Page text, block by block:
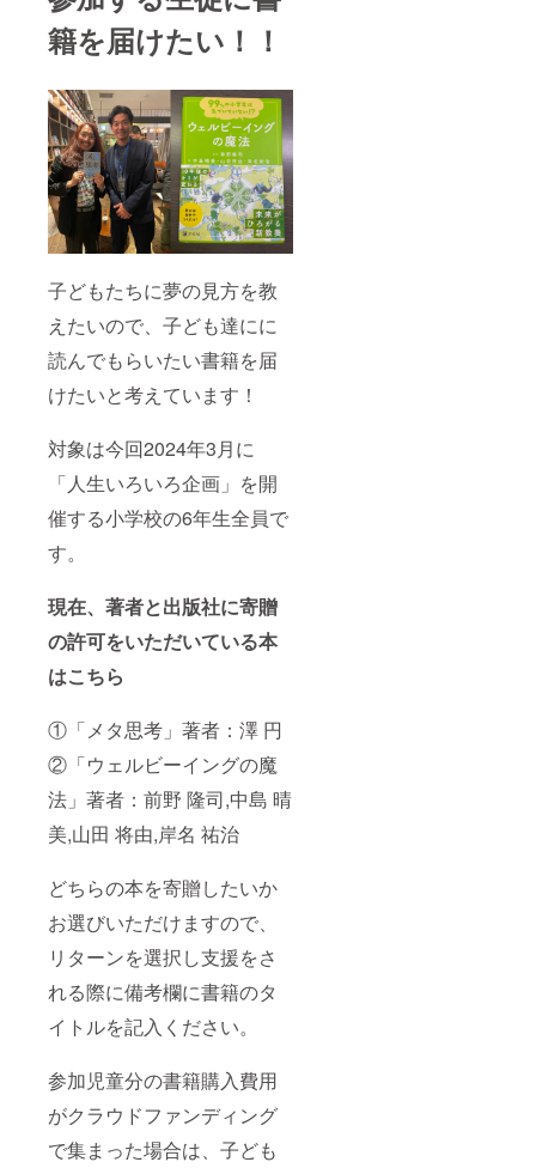
籍を届けたい！！
子どもたちに夢の見方を教
えたいので、子ども達にに
読んでもらいたい書籍を届
けたいと考えています！
対象は今回2024年3月に
「人生いろいろ企画」を開
催する小学校の6年生全員で
す。
現在、著者と出版社に寄贈
の許可をいただいている本
はこちら
①「メタ思考」著者：澤 円
②「ウェルビーイングの魔
法」著者：前野 隆司,中島 晴
美,山田 将由,岸名 祐治
どちらの本を寄贈したいか
お選びいただけますので、
リターンを選択し支援をさ
れる際に備考欄に書籍のタ
イトルを記入ください。
参加児童分の書籍購入費用
がクラウドファンディング
で集まった場合は、子ども